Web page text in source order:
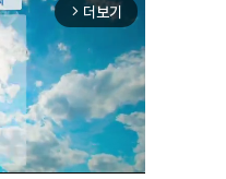
arrow_forward_ios 더보기